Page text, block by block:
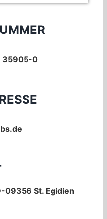
35905-0
09356 St. Egidien